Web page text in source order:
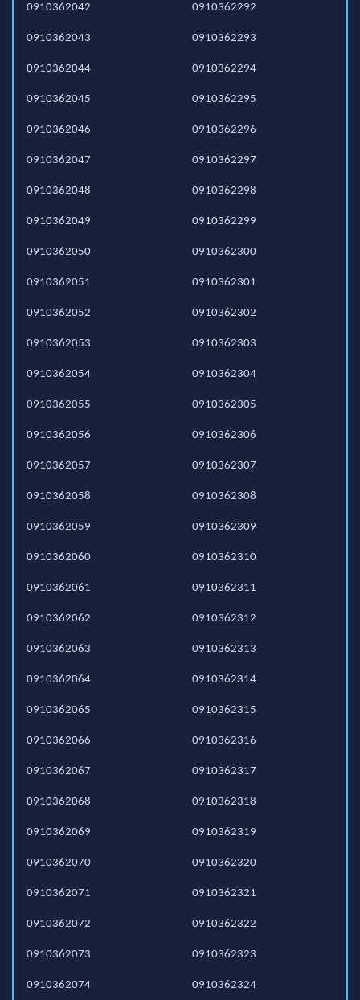
0910362042
0910362043
0910362044
0910362045
0910362046
0910362047
0910362048
0910362049
0910362050
0910362051
0910362052
0910362053
0910362054
0910362055
0910362056
0910362057
0910362058
0910362059
0910362060
0910362061
0910362062
0910362063
0910362064
0910362065
0910362066
0910362067
0910362068
0910362069
0910362070
0910362071
0910362072
0910362073
0910362074
0910362292
0910362293
0910362294
0910362295
0910362296
0910362297
0910362298
0910362299
0910362300
0910362301
0910362302
0910362303
0910362304
0910362305
0910362306
0910362307
0910362308
0910362309
0910362310
0910362311
0910362312
0910362313
0910362314
0910362315
0910362316
0910362317
0910362318
0910362319
0910362320
0910362321
0910362322
0910362323
0910362324